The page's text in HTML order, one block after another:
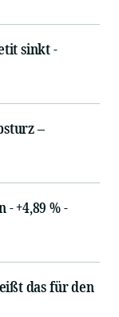
sinkt -
–
+4,89 % -
das für den